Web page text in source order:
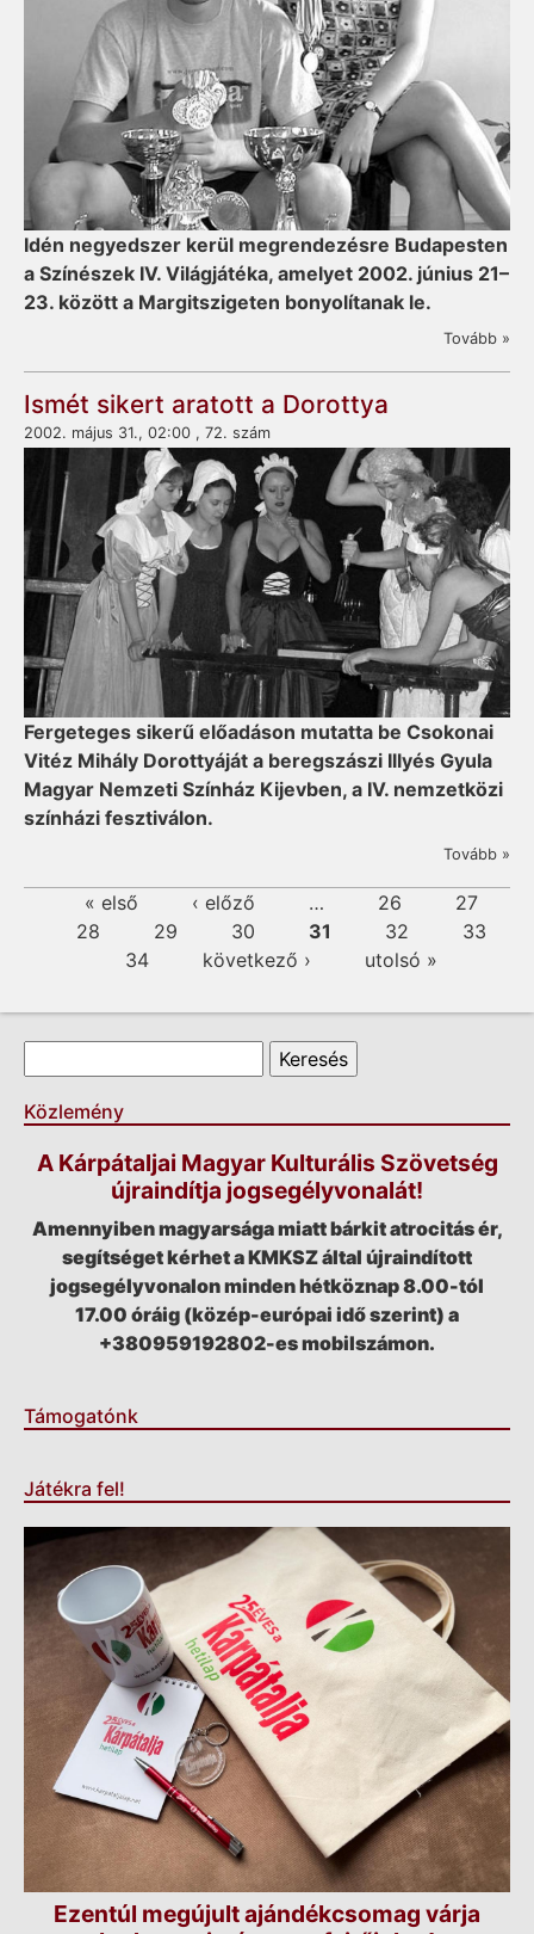
Idén negyedszer kerül megrendezésre Budapesten
a Színészek IV. Világjátéka, amelyet 2002. június 21–
23. között a Margitszigeten bonyolítanak le.
Tovább »
Ismét sikert aratott a Dorottya
2002. május 31., 02:00 , 72. szám
Fergeteges sikerű előadáson mutatta be Csokonai
Vitéz Mihály Dorottyáját a beregszászi Illyés Gyula
Magyar Nemzeti Színház Kijevben, a IV. nemzetközi
színházi fesztiválon.
Tovább »
Oldalak« első ‹ előző … 26
27
28
29 30 31 32
33
34
következő › utolsó »
Keresés űrlap
Közlemény
A Kárpátaljai Magyar Kulturális Szövetség
újraindítja jogsegélyvonalát!
Amennyiben magyarsága miatt bárkit atrocitás ér,
segítséget kérhet a KMKSZ által újraindított
jogsegélyvonalon minden hétköznap 8.00-tól
17.00 óráig (közép-európai idő szerint) a
+380959192802-es mobilszámon.
Támogatónk
Játékra fel!
Ezentúl megújult ajándékcsomag várja